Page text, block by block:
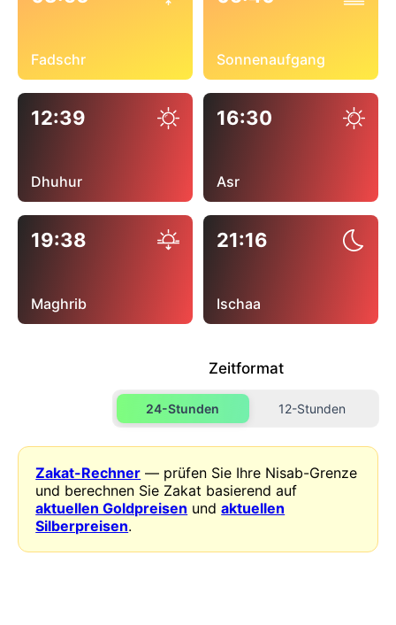
Fadschr Sonnenaufgang
12:39
Dhuhur
16:30
Asr
19:38
Maghrib
21:16
Ischaa
Zeitformat
24-Stunden 12-Stunden
Zakat-Rechner — prüfen Sie Ihre Nisab-Grenze
und berechnen Sie Zakat basierend auf
aktuellen Goldpreisen undaktuellen
Silberpreisen.